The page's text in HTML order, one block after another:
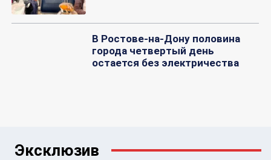
В Ростове-на-Дону половина
города четвертый день
остается без электричества
Эксклюзив